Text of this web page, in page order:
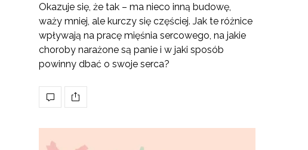
Okazuje się, że tak – ma nieco inną budowę,
waży mniej, ale kurczy się częściej. Jak te różnice
wpływają na pracę mięśnia sercowego, na jakie
choroby narażone są panie i w jaki sposób
powinny dbać o swoje serca?